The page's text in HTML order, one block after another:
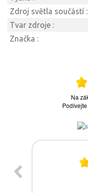
Zdroj světla součástí :
Tvar zdroje :
Značka :